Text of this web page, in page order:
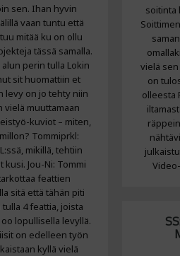
sen. Ihan hyvin
vaan tuntu että
mitää ku on ollu
tässä samalla.
perin tulla Lokin
sit huomattiin et
levy on jo tehty niin
vielä muuttamaan
kuviot – miten,
Tommiprkl:
mikillä, tehtiin
kusi. Jou-Ni: Tommi
feattien
sitä että tähän piti
4 feattia, joista
lopullisella levyllä.
on edelleen työn
kyllä vielä
soitinta
vielä
on
olleesta